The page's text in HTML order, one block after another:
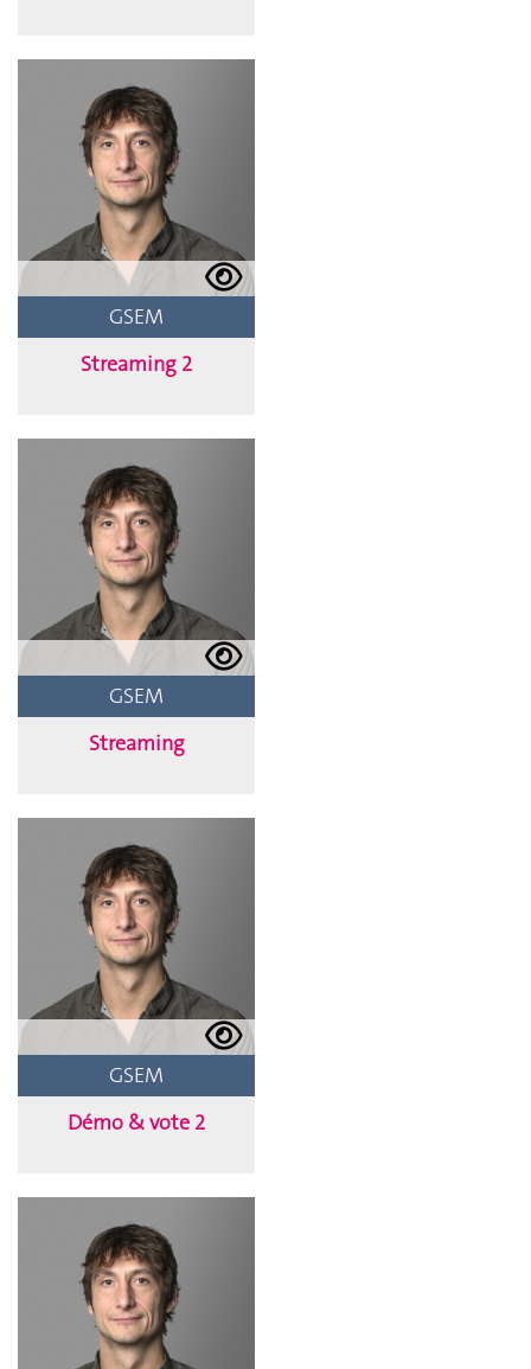
GSEM
Streaming 2
GSEM
Streaming
GSEM
Démo & vote 2